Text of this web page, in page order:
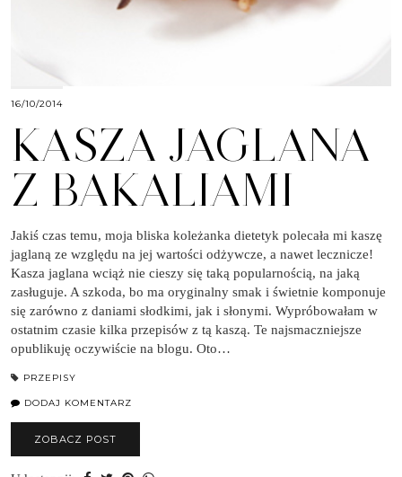
16/10/2014
KASZA JAGLANA
Z BAKALIAMI
Jakiś czas temu, moja bliska koleżanka dietetyk polecała mi kaszę
jaglaną ze względu na jej wartości odżywcze, a nawet lecznicze!
Kasza jaglana wciąż nie cieszy się taką popularnością, na jaką
zasługuje. A szkoda, bo ma oryginalny smak i świetnie komponuje
się zarówno z daniami słodkimi, jak i słonymi. Wypróbowałam w
ostatnim czasie kilka przepisów z tą kaszą. Te najsmaczniejsze
opublikuję oczywiście na blogu. Oto…
PRZEPISY
DODAJ KOMENTARZ
ZOBACZ POST